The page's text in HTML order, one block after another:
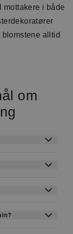
mottakere i både
blomstene alltid
om
kl. 12 på
bukett